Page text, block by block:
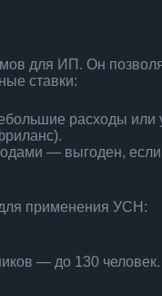
для ИП. Он
ставки:
расходы или
— выгоден, если
применения УСН:
— до 130 человек.